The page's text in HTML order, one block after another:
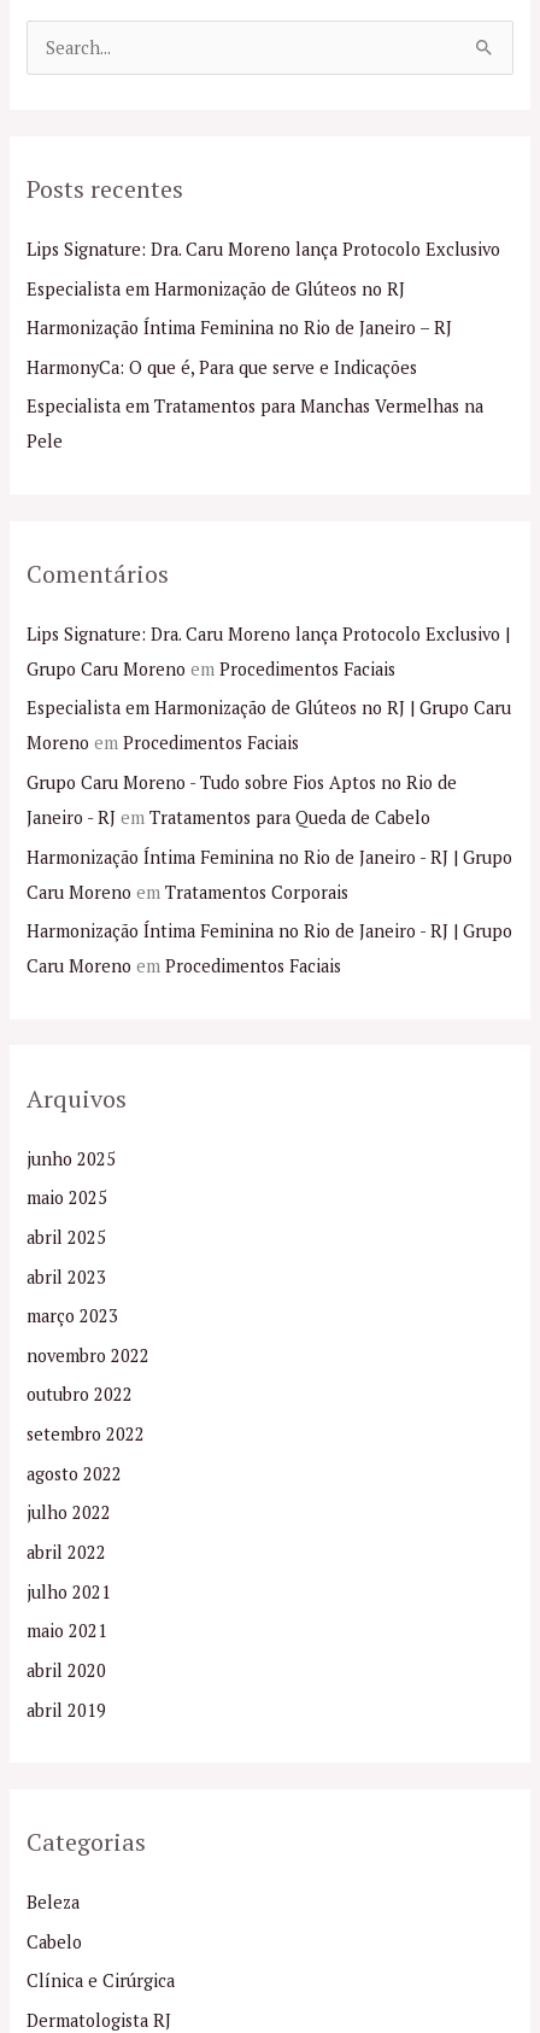
u
s
a
r
p
o
r
Posts recentes
Lips Signature: Dra. Caru Moreno lança Protocolo Exclusivo
Especialista em Harmonização de Glúteos no RJ
Harmonização Íntima Feminina no Rio de Janeiro – RJ
HarmonyCa: O que é, Para que serve e Indicações
Especialista em Tratamentos para Manchas Vermelhas na
Pele
Comentários
Lips Signature: Dra. Caru Moreno lança Protocolo Exclusivo |
Grupo Caru Moreno emProcedimentos Faciais
Especialista em Harmonização de Glúteos no RJ | Grupo Caru
Moreno emProcedimentos Faciais
Grupo Caru Moreno - Tudo sobre Fios Aptos no Rio de
Janeiro - RJ emTratamentos para Queda de Cabelo
Harmonização Íntima Feminina no Rio de Janeiro - RJ | Grupo
Caru Moreno emTratamentos Corporais
Harmonização Íntima Feminina no Rio de Janeiro - RJ | Grupo
Caru Moreno emProcedimentos Faciais
Arquivos
junho 2025
maio 2025
abril 2025
abril 2023
março 2023
novembro 2022
outubro 2022
setembro 2022
agosto 2022
julho 2022
abril 2022
julho 2021
maio 2021
abril 2020
abril 2019
Categorias
Beleza
Cabelo
Clínica e Cirúrgica
Dermatologista RJ